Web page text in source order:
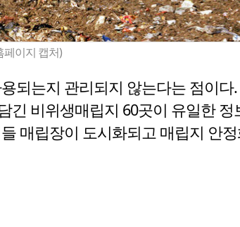
페이지 캡처)
되는지 관리되지 않는다는 점이
비위생매립지 60곳이 유일한
매립장이 도시화되고 매립지 안